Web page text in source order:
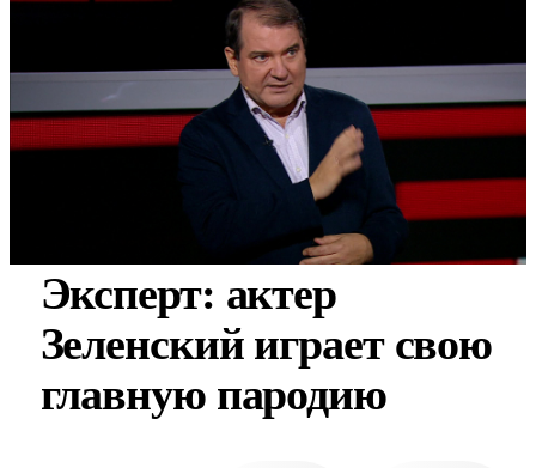
Эксперт: актер
Зеленский играет свою
главную пародию